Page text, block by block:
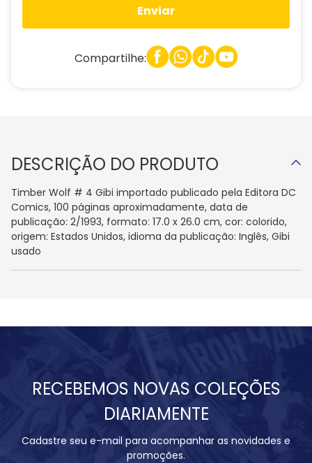
Enviar
Compartilhe:
DESCRIÇÃO DO PRODUTO
Timber Wolf # 4 Gibi importado publicado pela Editora DC
Comics, 100 páginas aproximadamente, data de
publicação: 2/1993, formato: 17.0 x 26.0 cm, cor: colorido,
origem: Estados Unidos, idioma da publicação: Inglês, Gibi
usado
RECEBEMOS NOVAS COLEÇÕES
DIARIAMENTE
Cadastre seu e-mail para acompanhar as novidades e
promoções.